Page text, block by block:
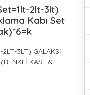
2lt-3lt)
Kabı Set
3LT) GALAKSİ
KASE &